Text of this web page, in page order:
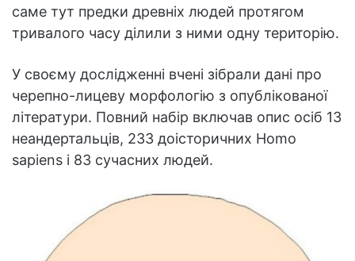
саме тут предки древніх людей протягом
тривалого часу ділили з ними одну територію.
У своєму дослідженні вчені зібрали дані про
черепно-лицеву морфологію з опублікованої
літератури. Повний набір включав опис осіб 13
неандертальців, 233 доісторичних Homo
sapiens і 83 сучасних людей.